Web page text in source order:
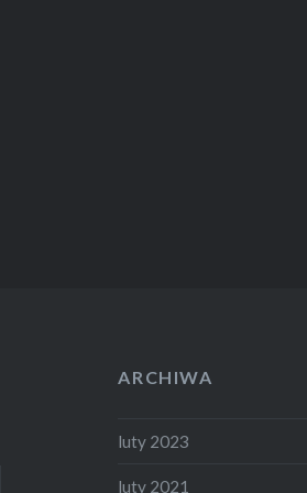
ARCHIWA
luty 2023
luty 2021